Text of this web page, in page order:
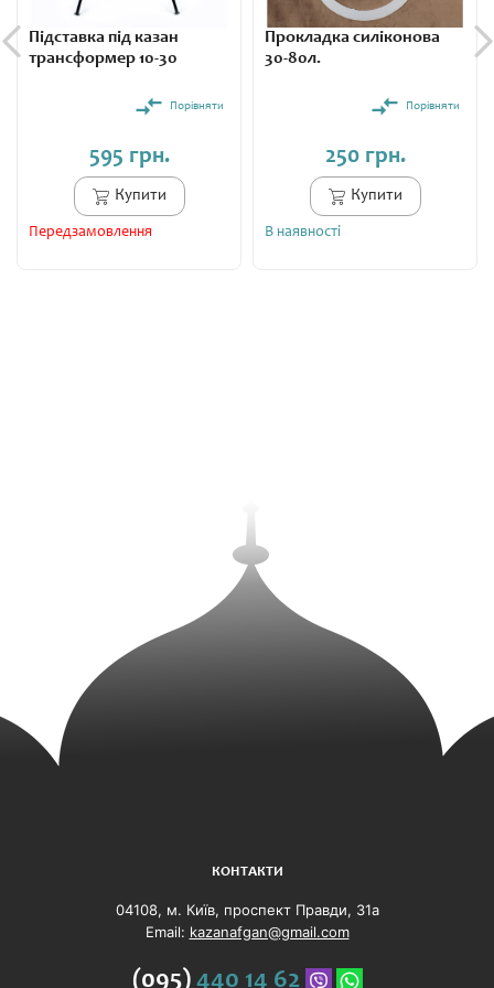
Комплектація Заводська/Стандартна
Вес
Підставка під казан
трансформер 10-30
Порівняти
595 грн.
Купити
Передзамовлення
Прокладка силіконова
30-80л.
Порівняти
250 грн.
Купити
В наявності
КОНТАКТИ
04108, м. Київ, проспект Правди, 31а
Email: kazanafgan@gmail.com
(095)440 14 62